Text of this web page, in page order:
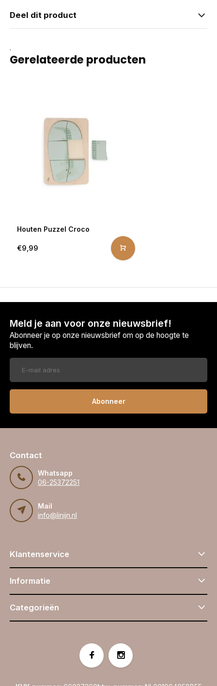
Deel dit product
.
Gerelateerde producten
Houten Puzzel Croco
€9,99
Meld je aan voor onze nieuwsbrief!
Abonneer je op onze nieuwsbrief om op de hoogte te
blijven.
Abonneer
Contact
Whatsapp
06-25372251
Mail
info@linijn.nl
Klantenservice
Informatie
Categorieën